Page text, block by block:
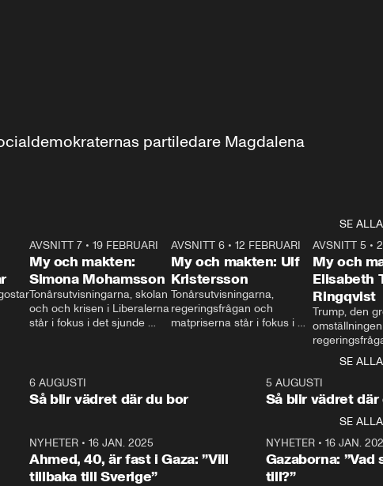
partiledare Magdalena
SE ALLA
vi
24:30
AVSNITT 7• 19 FEBRUARI
My och makten:
Simona Mohamsson
Tonårsutvisningarna, skolan
och och krisen i Liberalerna
står i fokus i det sjunde
kommentator My
Rohwedder ställer
utbildnings- och
Mohamsson till svars.
27:30
AVSNITT 6 •12 FEBRUARI
My och makten: Ulf
Kristersson
Tonårsutvisningarna,
regeringsfrågan och
matpriserna står i fokus i
Rohwedder ställer
statsminister Ulf Kristersson
AVSNITT 5 •
My och
Elisabeth
Ringqvist
Trump, den
centrum i
avsnittet av
Makten”. Se
Aftonbladets
Rohwedder
Thand Ring
SE ALLA
6 AUGUSTI
Så blir vädret där du bor
5 AUGUSTI
Så blir vädret där
SE ALLA
NYHETER• 16 JAN. 2025
Ahmed, 40, är fast i Gaza: ”Vill
tillbaka till Sverige”
NYHETER• 16 JAN.
Gazaborna:
till?”